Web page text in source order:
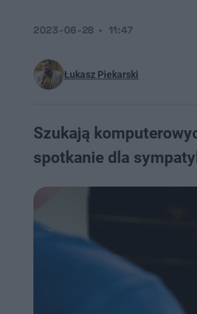
Łukasz Piekarski
2023-06-28 11:47
Szukają
spotkanie dla